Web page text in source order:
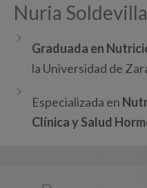
Nuria
Graduada en
la Universidad de
Especializada en
Clínica y Salud